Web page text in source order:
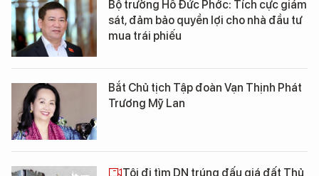
Bộ trưởng Hồ Đức Phớc: Tích cực giám
sát, đảm bảo quyền lợi cho nhà đầu tư
mua trái phiếu
Bắt Chủ tịch Tập đoàn Vạn Thịnh Phát
Trương Mỹ Lan
Tôi đi tìm DN trúng đấu giá đất Thủ